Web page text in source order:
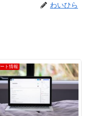
わいひら
ト情報